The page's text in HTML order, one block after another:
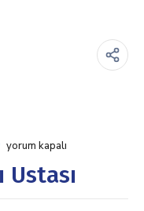
yorum kapalı
Ustası